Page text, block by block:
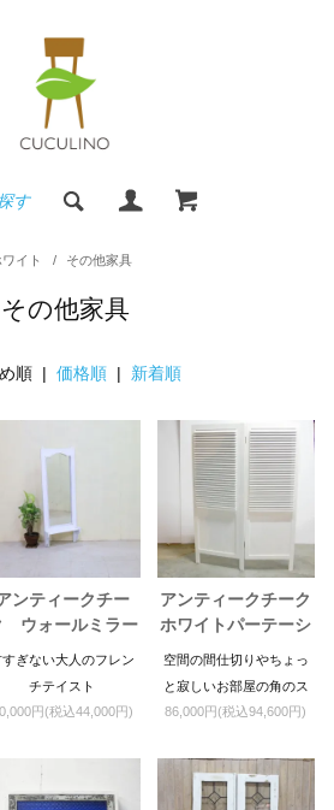
す
ワイト / その他家具
その他家具
順 | 価格順 | 新着順
ンティークチー
ウォールミラー
すぎない大人のフレン
チテイスト
円(税込44,000円)
アンティークチーク
ホワイトパーテーシ
ョン
空間の間仕切りやちょっ
と寂しいお部屋の角のス
ペースなどにピッタリの
86,000円(税込94,600円)